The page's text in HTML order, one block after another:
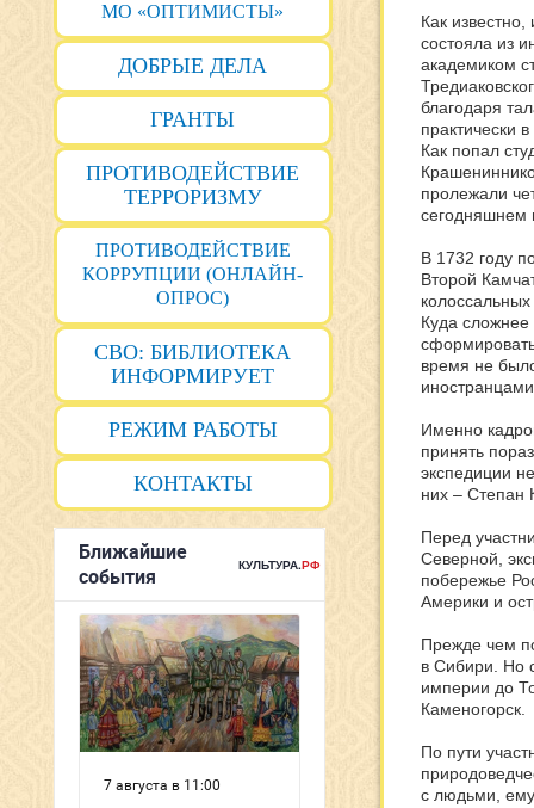
МО «ОПТИМИСТЫ»
ДОБРЫЕ ДЕЛА
ГРАНТЫ
ПРОТИВОДЕЙСТВИЕ
ТЕРРОРИЗМУ
ПРОТИВОДЕЙСТВИЕ
КОРРУПЦИИ (ОНЛАЙН-
ОПРОС)
СВО: БИБЛИОТЕКА
ИНФОРМИРУЕТ
РЕЖИМ РАБОТЫ
КОНТАКТЫ
Как
состояла из
академиком
благодаря
практически
Как попал
пролежали
сегодняшнем
В 1732 году
Второй
Куда
время не
Именно
принять
экспедиции
них – Степан
Перед
Северной,
побережье
Америки и
Прежде чем
в Сибири. Но
империи до
Каменогорск.
По пути
с людьми, ему